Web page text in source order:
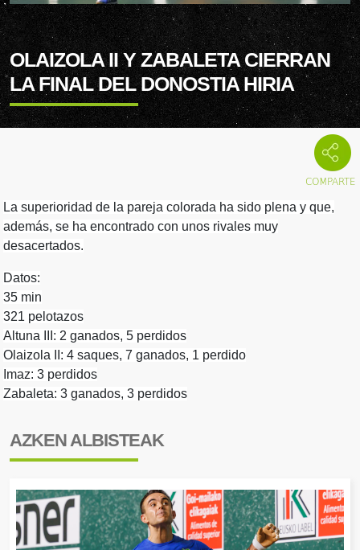
OLAIZOLA II Y ZABALETA CIERRAN
LA FINAL DEL DONOSTIA HIRIA
La superioridad de la pareja colorada ha sido plena y que,
además, se ha encontrado con unos rivales muy
desacertados.
Datos:
35 min
321 pelotazos
Altuna III: 2 ganados, 5 perdidos
Olaizola II: 4 saques, 7 ganados, 1 perdido
Imaz: 3 perdidos
Zabaleta: 3 ganados, 3 perdidos
AZKEN ALBISTEAK